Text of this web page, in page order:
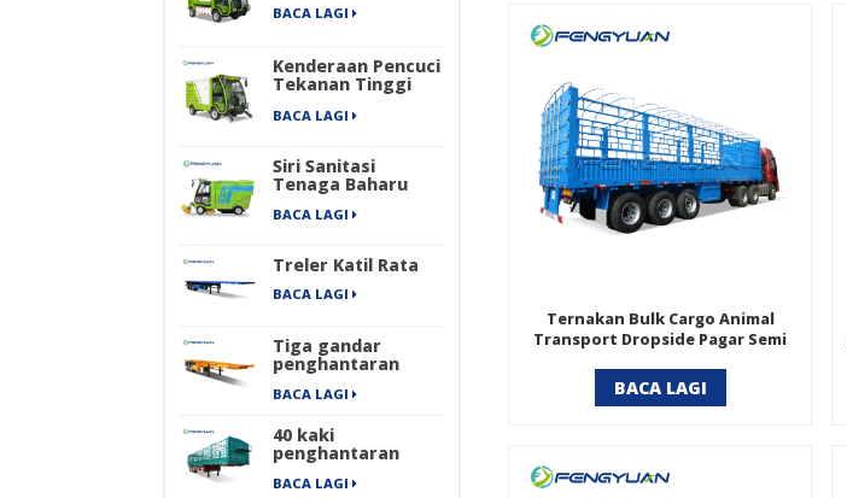
BACA LAGI
Kenderaan Pencuci
Tekanan Tinggi
BACA LAGI
Siri Sanitasi
Tenaga Baharu
Empat Roda
Penyapu Jalan
Tulen
BACA LAGI
Treler Katil Rata
BACA LAGI
Tiga gandar
penghantaran
kontena
mengangkut
rangka
BACA LAGI
40 kaki
penghantaran
barang berat
pengangkutan
BACA LAGI
Ternakan Bulk Cargo Animal
Transport Dropside Pagar Semi
BACA LAGI